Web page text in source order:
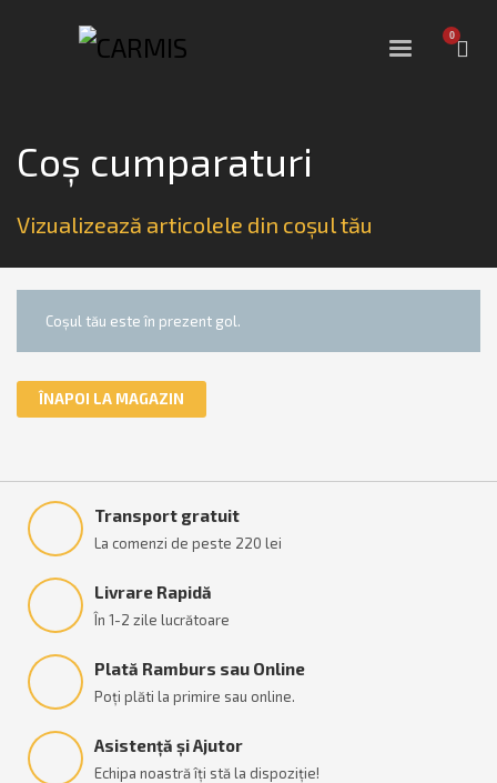
Coș cumparaturi
Vizualizează articolele din coșul tău
Coșul tău este în prezent gol.
ÎNAPOI LA MAGAZIN
Transport gratuit
La comenzi de peste 220 lei
Livrare Rapidă
În 1-2 zile lucrătoare
Plată Ramburs sau Online
Poți plăti la primire sau online.
Asistență și Ajutor
Echipa noastră îți stă la dispoziție!